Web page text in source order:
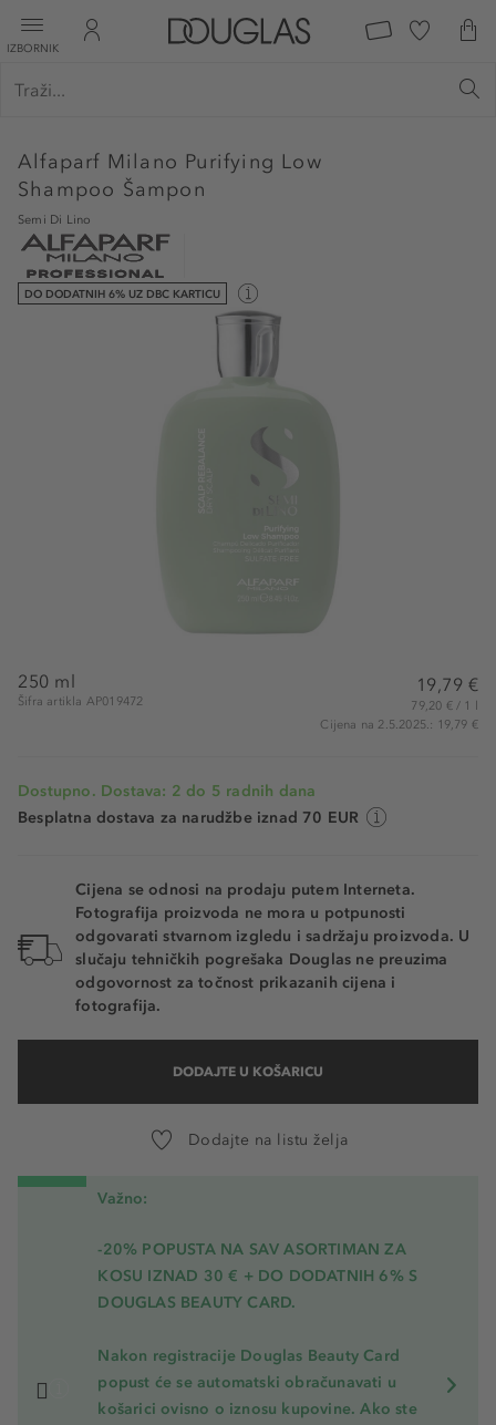
IZBORNIK
Alfaparf Milano Purifying Low
Shampoo Šampon
Semi Di Lino
DO DODATNIH 6% UZ DBC KARTICU
250 ml
Šifra artikla AP019472
19,79 €
79,20 € / 1 l
Cijena na 2.5.2025.: 19,79 €
Dostupno. Dostava: 2 do 5 radnih dana
Besplatna dostava za narudžbe iznad 70 EUR
Cijena se odnosi na prodaju putem Interneta.
Fotografija proizvoda ne mora u potpunosti
odgovarati stvarnom izgledu i sadržaju proizvoda. U
slučaju tehničkih pogrešaka Douglas ne preuzima
odgovornost za točnost prikazanih cijena i
fotografija.
DODAJTE U KOŠARICU
Dodajte na listu želja
Važno:
-20% POPUSTA NA SAV ASORTIMAN ZA
KOSU IZNAD 30 € + DO DODATNIH 6% S
DOUGLAS BEAUTY CARD.
Nakon registracije Douglas Beauty Card
popust će se automatski obračunavati u
košarici ovisno o iznosu kupovine. Ako ste